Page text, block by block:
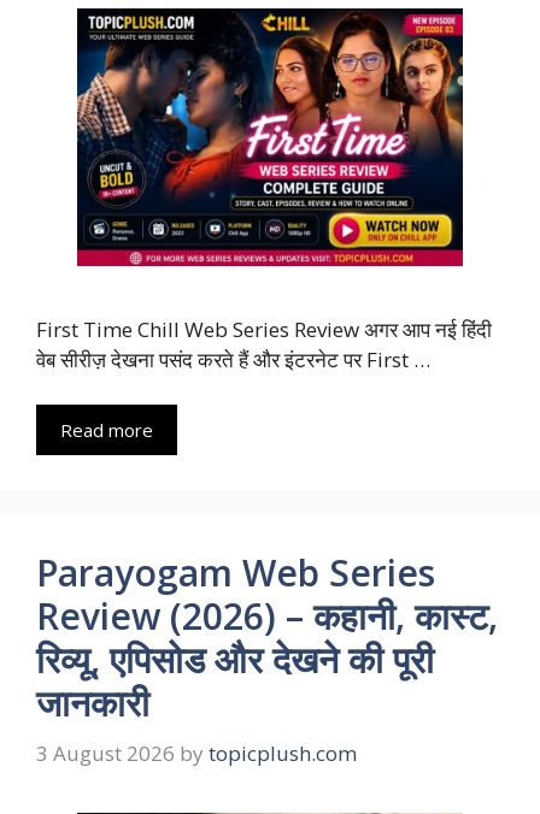
First Time Chill Web Series Review अगर आप नई हिंदी
वेब सीरीज़ देखना पसंद करते हैं और इंटरनेट पर First …
Read more
Parayogam Web Series
Review (2026) – कहानी, कास्ट,
रिव्यू, एपिसोड और देखने की पूरी
जानकारी
3 August 2026 by topicplush.com